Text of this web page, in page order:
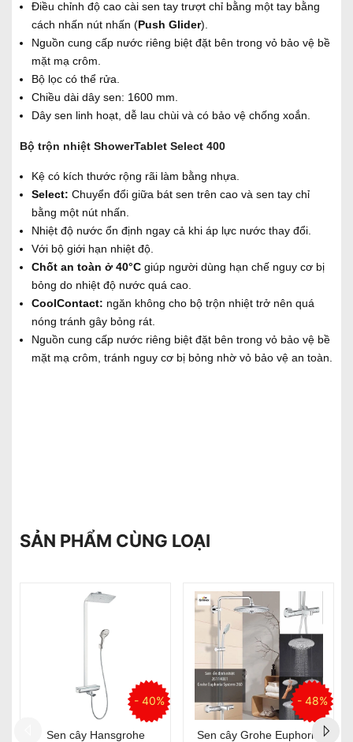
Điều chỉnh độ cao cài sen tay trượt chỉ bằng một tay bằng
cách nhấn nút nhấn (Push Glider).
Nguồn cung cấp nước riêng biệt đặt bên trong vỏ bảo vệ bề
mặt mạ crôm.
Bộ lọc có thể rửa.
Chiều dài dây sen: 1600 mm.
Dây sen linh hoạt, dễ lau chùi và có bảo vệ chống xoắn.
Bộ trộn nhiệt ShowerTablet Select 400
Kệ có kích thước rộng rãi làm bằng nhựa.
Select: Chuyển đổi giữa bát sen trên cao và sen tay chỉ
bằng một nút nhấn.
Nhiệt độ nước ổn định ngay cả khi áp lực nước thay đổi.
Với bộ giới hạn nhiệt độ.
Chốt an toàn ở 40°C giúp người dùng hạn chế nguy cơ bị
bỏng do nhiệt độ nước quá cao.
CoolContact: ngăn không cho bộ trộn nhiệt trở nên quá
nóng tránh gây bỏng rát.
Nguồn cung cấp nước riêng biệt đặt bên trong vỏ bảo vệ bề
mặt mạ crôm, tránh nguy cơ bị bỏng nhờ vỏ bảo vệ an toàn.
SẢN PHẨM CÙNG LOẠI
- 34%
Sen cây Grohe Euphoria
- 44%
Sen cây Grohe Euphoria